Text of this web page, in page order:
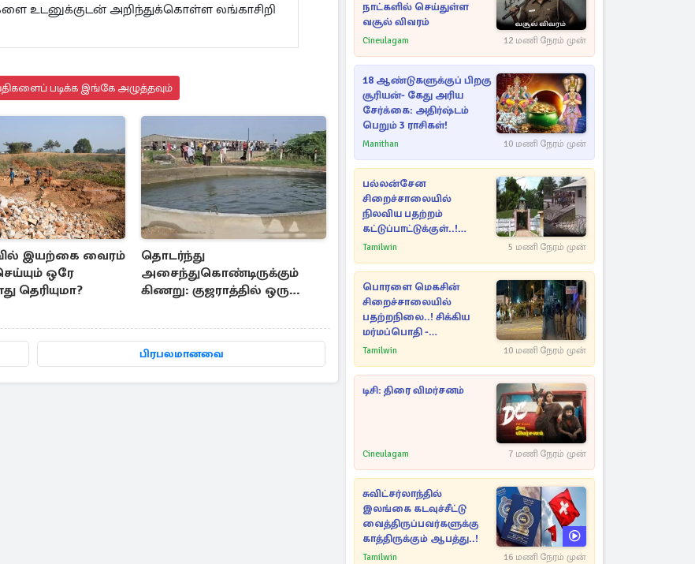
உடனுக்குடன் அறிந்துக்கொள்ள லங்காசிறி
படிக்க இங்கே அழுத்தவும்
இயற்கை வைரம்
ஒரே
தெரியுமா?
தொடர்ந்து
அசைந்துகொண்டிருக்கும்
கிணறு: குஜராத்தில் ஒரு
பிரபலமானவை
நாட்களில் செய்துள்ள
வசூல் விவரம்
Cineulagam 12 மணி நேரம் முன்
18 ஆண்டுகளுக்குப் பிறகு
சூரியன்- கேது அரிய
சேர்க்கை: அதிர்ஷ்டம்
பெறும் 3 ராசிகள்!
Manithan 10 மணி நேரம் முன்
பல்லன்சேன
சிறைச்சாலையில்
நிலவிய பதற்றம்
கட்டுப்பாட்டுக்குள்..!
அதிரடியாக களமிறங்கிய
Tamilwin 5 மணி நேரம் முன்
பொரளை மெகசின்
சிறைச்சாலையில்
பதற்றநிலை..! சிக்கிய
மர்மப்பொதி -
பின்னணியில் வெளியான
Tamilwin 10 மணி நேரம் முன்
டிசி: திரை விமர்சனம்
Cineulagam 7 மணி நேரம் முன்
சுவிட்சர்லாந்தில்
இலங்கை கடவுச்சீட்டு
வைத்திருப்பவர்களுக்கு
காத்திருக்கும் ஆபத்து..!
Tamilwin 16 மணி நேரம் முன்